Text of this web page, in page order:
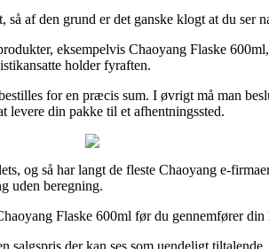
af den grund er det ganske klogt at du ser
eksempelvis Chaoyang Flaske
holder fyraften.
for en præcis sum. I øvrigt må man
din pakke til et afhentningssted.
og så har langt de fleste Chaoyang e-
uden beregning.
Flaske 600ml før du gennemfører
der kan ses som uendeligt